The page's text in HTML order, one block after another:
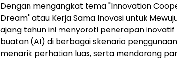
Dengan mengangkat tema "Innovation
Dream" atau Kerja Sama Inovasi untuk
ajang tahun ini menyoroti penerapan
buatan (AI) di berbagai skenario
menarik perhatian luas, serta mendorong